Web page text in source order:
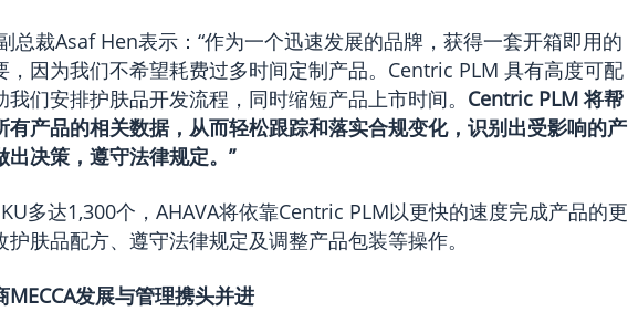
总裁Asaf Hen表示：“作为一个迅速发展的品牌，获得一套开箱即用的
，因为我们不希望耗费过多时间定制产品。Centric PLM 具有高度可配
们安排护肤品开发流程，同时缩短产品上市时间。 Centric PLM 将帮
有产品的相关数据，从而轻松跟踪和落实合规变化，识别出受影响的产
出决策，遵守法律规定。”
多达1,300个，AHAVA将依靠Centric PLM以更快的速度完成产品的更
肤品配方、遵守法律规定及调整产品包装等操作。
发展与管理携头并进